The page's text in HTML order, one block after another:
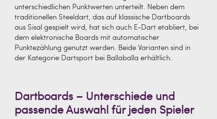
unterschiedlichen Punktwerten unterteilt. Neben dem
traditionellen Steeldart, das auf klassische Dartboards
aus Sisal gespielt wird, hat sich auch E-Dart etabliert, bei
dem elektronische Boards mit automatischer
Punktezählung genutzt werden. Beide Varianten sind in
der Kategorie Dartsport bei Ballaballa erhältlich.
Dartboards – Unterschiede und
passende Auswahl für jeden Spieler